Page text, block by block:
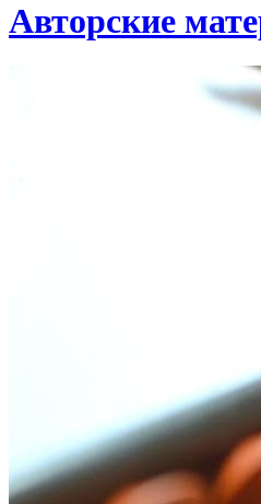
Авторские